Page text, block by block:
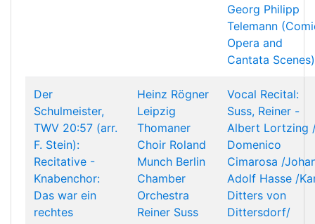
Georg Philipp
Telemann
Opera and
Cantata Scenes)
Der
Schulmeister,
TWV 20:57 (arr.
F. Stein):
Recitative -
Knabenchor:
Das war ein
rechtes
Heinz Rögner
Leipzig
Thomaner
Choir Roland
Munch Berlin
Chamber
Orchestra
Reiner Suss
Vocal Recital:
Suss, Reiner -
Albert Lortzing
Domenico
Cimarosa /
Adolf Hasse /
Ditters von
Dittersdorf/